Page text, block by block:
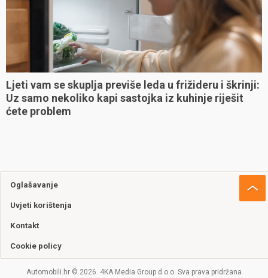
Ljeti vam se skuplja previše leda u frižideru i škrinji:
Uz samo nekoliko kapi sastojka iz kuhinje riješit
ćete problem
Oglašavanje
Uvjeti korištenja
Kontakt
Cookie policy
Automobili.hr © 2026. 4KA Media Group d.o.o. Sva prava pridržana